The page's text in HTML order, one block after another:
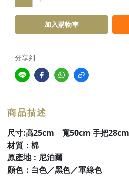
加入購物車
分享到
商品描述
尺寸:高25cm 寬50cm 手把28cm
材質：棉
原產地：尼泊爾
顏色：白色／黑色／軍綠色